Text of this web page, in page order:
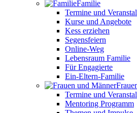
Familie
Termine und
Kurse und Angebote
Kess erziehen
Segensfeiern
Online-Weg
Lebensraum Familie
Für Engagierte
Ein-Eltern-Familie
Termine und
Mentoring Programm